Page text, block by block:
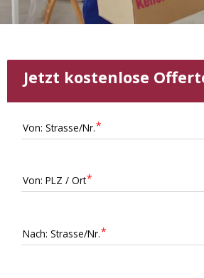
Jetzt kostenlose
Von: Strasse/Nr.
Von: PLZ / Ort
Nach: Strasse/Nr.